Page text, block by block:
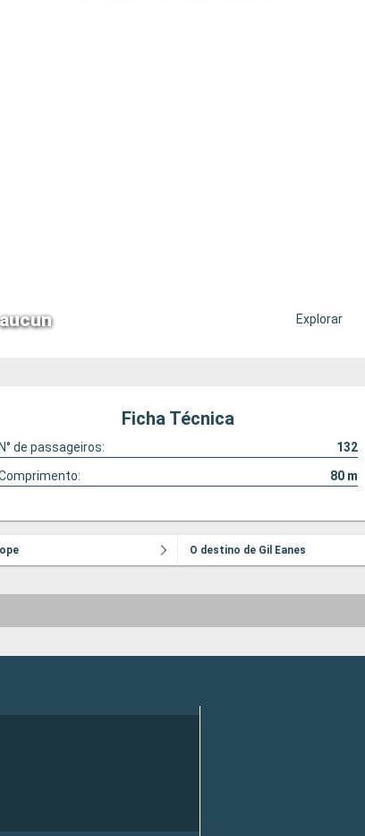
aucun Explorar
Ficha Técnica
N° de passageiros: 132
80 m
O destino de Gil Eanes